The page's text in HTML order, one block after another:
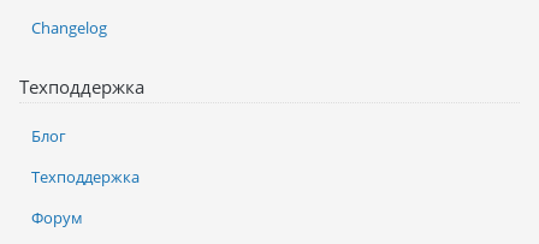
Changelog
Техподдержка
Блог
Техподдержка
Форум